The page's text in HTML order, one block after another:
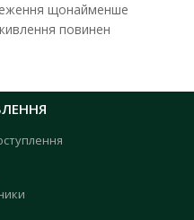
порівняння
щонайменше
повинен